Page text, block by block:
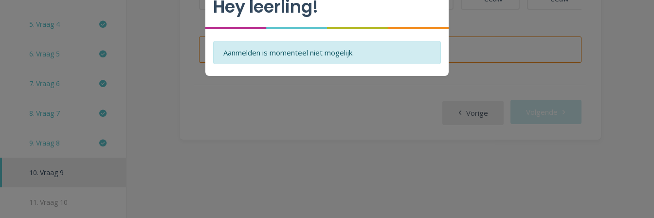
5. Vraag 4
6. Vraag 5
7. Vraag 6
8. Vraag 7
9. Vraag 8
10. Vraag 9
11. Vraag 10
Je hebt nog niet alle velden ingevuld.
Vorige Volgende
Hey leerling!
Aanmelden is momenteel niet mogelijk.